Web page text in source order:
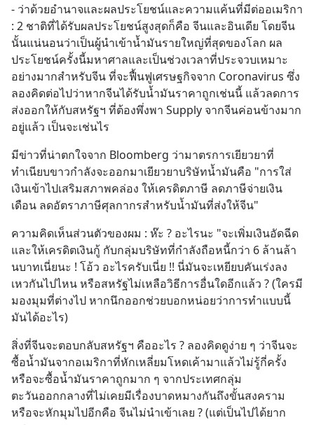
- ว่าด้วยอำนาจและผลประโยชน์และความแค้นที่มีต่ออเมริกา
: 2 ชาติที่ได้รับผลประโยชน์สูงสุดก็คือ จีนและอินเดีย โดยจีน
นั้นแน่นอนว่าเป็นผู้นำเข้าน้ำมันรายใหญ่ที่สุดของโลก ผล
ประโยชน์ครั้งนี้มหาศาลและเป็นช่วงเวลาที่ประจวบเหมาะ
อย่างมากสำหรับจีน ที่จะฟื้นฟูเศรษฐกิจจาก Coronavirus ซึ่ง
ลองคิดต่อไปว่าหากจีนได้รับน้ำมันราคาถูกเช่นนี้ แล้วลดการ
ส่งออกให้กับสหรัฐฯ ที่ต้องพึ่งพา Supply จากจีนค่อนข้างมาก
อยู่แล้ว เป็นจะเช่นไร
มีข่าวที่น่าตกใจจาก Bloomberg ว่ามาตรการเยียวยาที่
ทำเนียบขาวกำลังจะออกมาเยียวยาบริษัทน้ำมันคือ "การใส่
เงินเข้าไปเสริมสภาพคล่อง ให้เครดิตภาษี ลดภาษีจ่ายเงิน
เดือน ลดอัตราภาษีศุลกากรสำหรับน้ำมันที่ส่งให้จีน"
ความคิดเห็นส่วนตัวของผม : ห๊ะ ? อะไรนะ "จะเพิ่มเงินอัดฉีด
และให้เครดิตเงินกู้ กับกลุ่มบริษัทที่กำลังถือหนี้กว่า 6 ล้านล้า
นบาทเนี่ยนะ ! โอ้ว อะไรครับเนี่ย !! นี่มันจะเหยียบคันเร่งลง
เหวกันไปไหน หรือสหรัฐไม่เหลือวิธีการอื่นใดอีกแล้ว ? (ใครมี
มองมุมที่ต่างไป หากนึกออกช่วยบอกหน่อยว่าการทำแบบนี้
มันได้อะไร)
สิ่งที่จีนจะตอบกลับสหรัฐฯ คืออะไร ? ลองคิดดูง่าย ๆ ว่าจีนจะ
ซื้อน้ำมันจากอเมริกาที่หักเหลี่ยมโหดเค้ามาแล้วไม่รู้กี่ครั้ง
หรือจะซื้อน้ำมันราคาถูกมาก ๆ จากประเทศกลุ่ม
ตะวันออกกลางที่ไม่เคยมีเรื่องบาดหมางกันถึงขั้นสงคราม
หรือจะหักมุมไปอีกคือ จีนไม่นำเข้าเลย ? (แต่เป็นไปได้ยาก